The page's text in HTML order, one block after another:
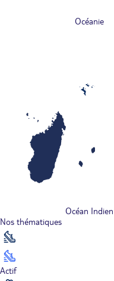
Océanie
Océan Indien
Nos thématiques
Actif